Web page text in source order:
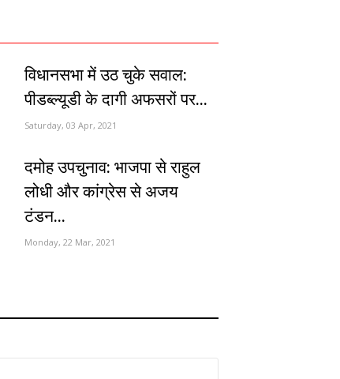
विधानसभा में उठ चुके सवाल:
पीडब्ल्यूडी के दागी अफसरों पर...
Saturday, 03 Apr, 2021
दमोह उपचुनाव: भाजपा से राहुल
लोधी और कांग्रेस से अजय
टंडन...
Monday, 22 Mar, 2021